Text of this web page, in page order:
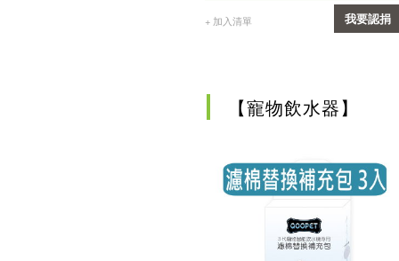
+ 加入清單 我要認捐
【寵物飲水器】